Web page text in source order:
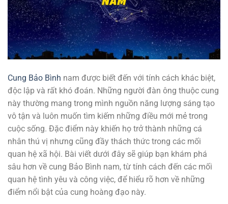
Cung Bảo Bình nam được biết đến với tính cách khác biệt,
độc lập và rất khó đoán. Những người đàn ông thuộc cung
này thường mang trong mình nguồn năng lượng sáng tạo
vô tận và luôn muốn tìm kiếm những điều mới mẻ trong
cuộc sống. Đặc điểm này khiến họ trở thành những cá
nhân thú vị nhưng cũng đầy thách thức trong các mối
quan hệ xã hội. Bài viết dưới đây sẽ giúp bạn khám phá
sâu hơn về cung Bảo Bình nam, từ tính cách đến các mối
quan hệ tình yêu và công việc, để hiểu rõ hơn về những
điểm nổi bật của cung hoàng đạo này.